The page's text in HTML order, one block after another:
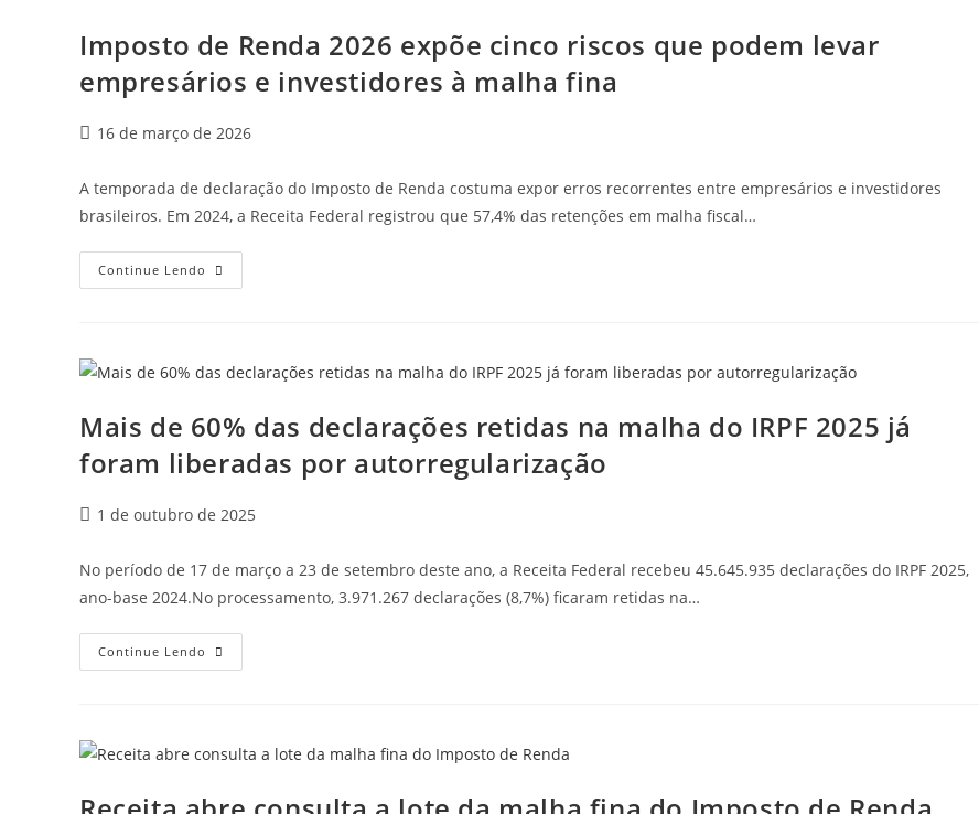
Imposto de Renda 2026 expõe cinco riscos que podem levar
empresários e investidores à malha fina
16 de março de 2026
A temporada de declaração do Imposto de Renda costuma expor erros recorrentes entre empresários e investidores
brasileiros. Em 2024, a Receita Federal registrou que 57,4% das retenções em malha fiscal…
Continue Lendo
Mais de 60% das declarações retidas na malha do IRPF 2025 já
foram liberadas por autorregularização
1 de outubro de 2025
No período de 17 de março a 23 de setembro deste ano, a Receita Federal recebeu 45.645.935 declarações do IRPF 2025,
ano-base 2024.No processamento, 3.971.267 declarações (8,7%) ficaram retidas na…
Continue Lendo